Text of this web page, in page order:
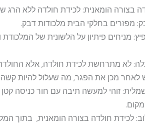
בצורה הומאנית: לכידת חולדה ללא הרג
מפזרים בחלקי הבית מלכודות דבק.
מניחים פיתיון על הלשונית של
לא מתרחשת לכידת חולדה, אלא
לאחר מכן את הפגר, מה שעלול להיות
זוהי למעשה תיבה עם חור כניסה
לכידת חולדה בצורה הומאנית, בתוך